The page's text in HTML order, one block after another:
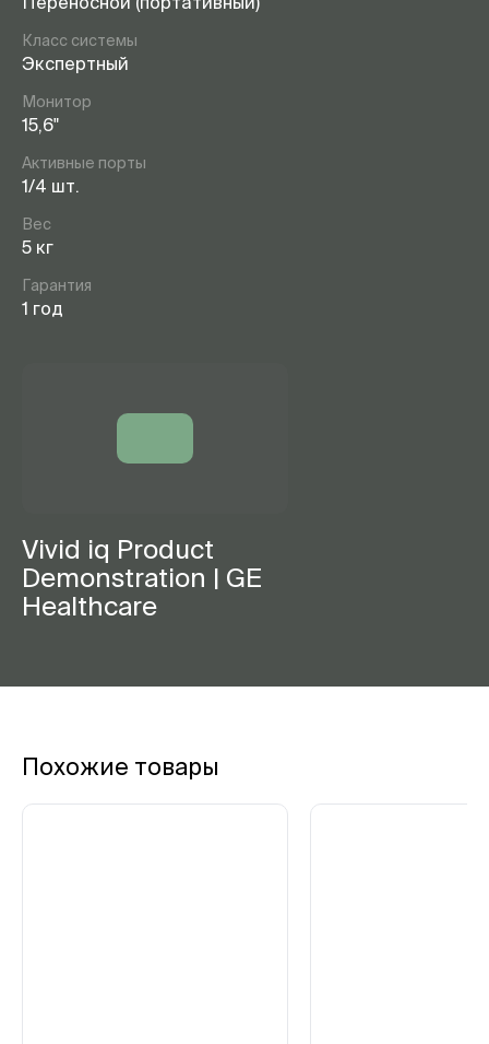
Класс системы
Экспертный
Монитор
15,6"
Активные порты
1/4 шт.
Вес
5 кг
Гарантия
1 год
Vivid iq Product
Demonstration | GE
Healthcare
Похожие товары